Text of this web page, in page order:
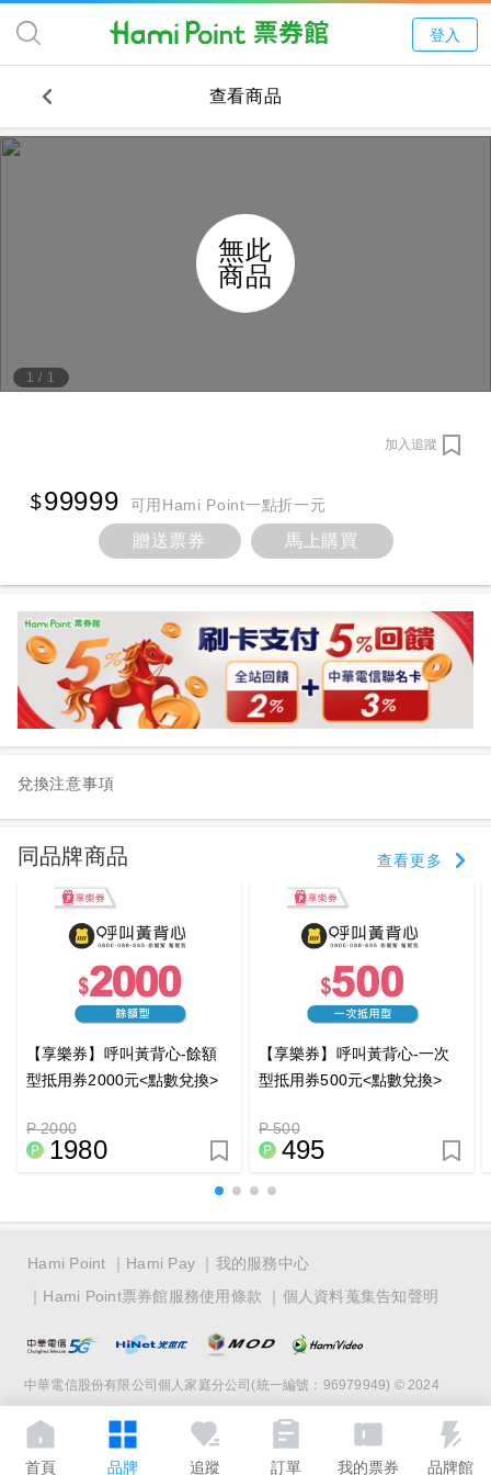
登入
首頁 品牌 追蹤 訂單 我的票券 品牌館
查看商品
1 / 1
無此
商品
加入追蹤
99999 可用Hami Point一點折一元
贈送票券 馬上購買
兌換注意事項
同品牌商品 查看更多
【享樂券】呼叫黃背心-餘額
型抵用券2000元<點數兌換>
P 2000
1980
【享樂券】呼叫黃背心-一次
型抵用券500元<點數兌換>
P 500
495
Hami Point Hami Pay
我的服務中心
Hami Point票券館服務使用條款
個人資料蒐集告知聲明
中華電信股份有限公司個人家庭分公司(統一編號：96979949) © 2024